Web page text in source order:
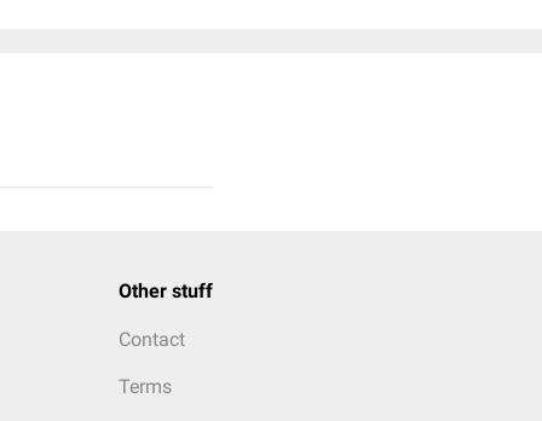
Other stuff
Contact
Terms